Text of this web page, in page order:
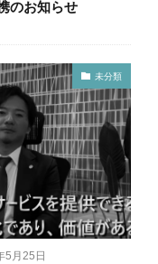
のお知らせ
未分類
5月25日